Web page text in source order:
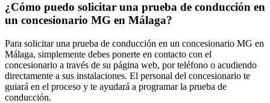
¿Cómo puedo solicitar una prueba de conducción en
un concesionario MG en Málaga?
Para solicitar una prueba de conducción en un concesionario MG en
Málaga, simplemente debes ponerte en contacto con el
concesionario a través de su página web, por teléfono o acudiendo
directamente a sus instalaciones. El personal del concesionario te
guiará en el proceso y te ayudará a programar la prueba de
conducción.